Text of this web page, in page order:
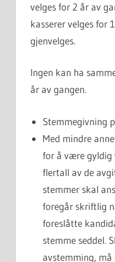
velges for 2 år av
kasserer velges for
gjenvelges.
Ingen kan ha
år av gangen.
Stemmegivning
Med mindre
for å være
flertall av de
stemmer skal
foregår skriftlig
foreslåtte
stemme seddel.
avstemming, må